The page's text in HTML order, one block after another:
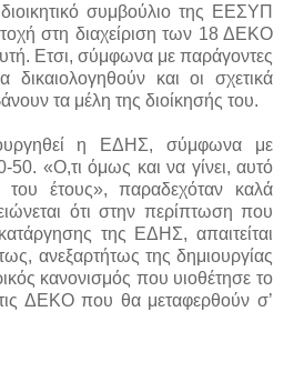
συμβούλιο της ΕΕΣΥΠ
στη διαχείριση των 18 ΔΕΚΟ
Ετσι, σύμφωνα με παράγοντες
δικαιολογηθούν και οι σχετικά
τα μέλη της διοίκησής του.
η ΕΔΗΣ, σύμφωνα με
50. «Ο,τι όμως και να γίνει, αυτό
του έτους», παραδεχόταν καλά
ότι στην περίπτωση που
της ΕΔΗΣ, απαιτείται
ανεξαρτήτως της δημιουργίας
κανονισμός που υιοθέτησε το
ΔΕΚΟ που θα μεταφερθούν σ’